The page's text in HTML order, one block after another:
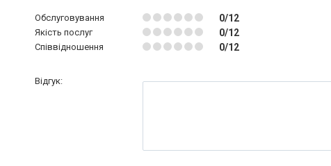
Обслуговування 0/12
Якість послуг 0/12
Співвідношення 0/12
Відгук: